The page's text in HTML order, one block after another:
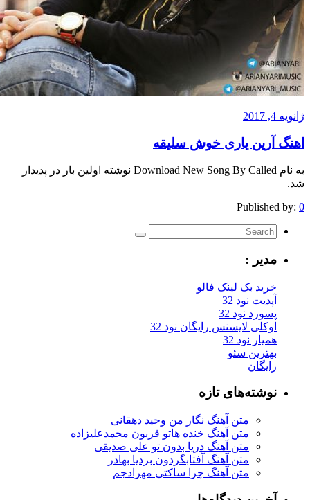
یاری خوش سلیقه
به نام Download New Song By Called نوشته اولین بار در پدیدار
:
بک لینک فالو
نود 32
لایسنس رایگان نود 32
نود 32
سئو
تازه
متن آهنگ نگار من وحید دهقانی
متن آهنگ خنده هاتو قربون محمدعلیزاده
متن آهنگ دریا بدون تو علی صدیقی
متن آهنگ آفتابگردون بردیا بهادر
متن آهنگ چرا ساکتی مهرادجم